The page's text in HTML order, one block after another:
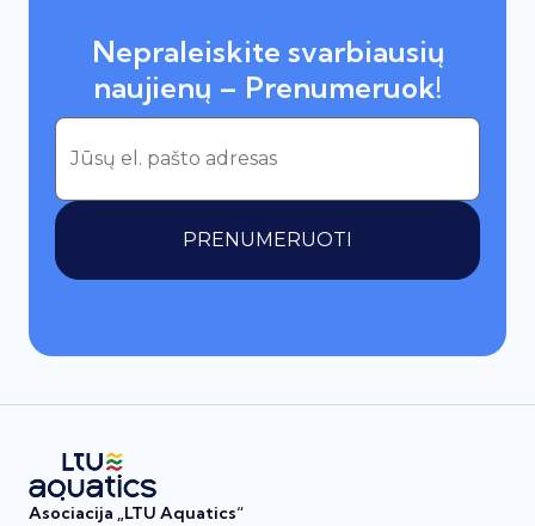
Nepraleiskite svarbiausių
naujienų – Prenumeruok!
PRENUMERUOTI
Asociacija „LTU Aquatics“